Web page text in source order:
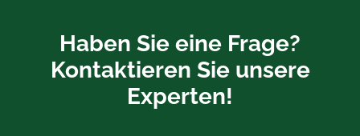
Haben Sie eine Frage?
Kontaktieren Sie unsere
Experten!